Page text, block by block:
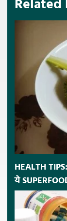
Related
HEALTH
ये